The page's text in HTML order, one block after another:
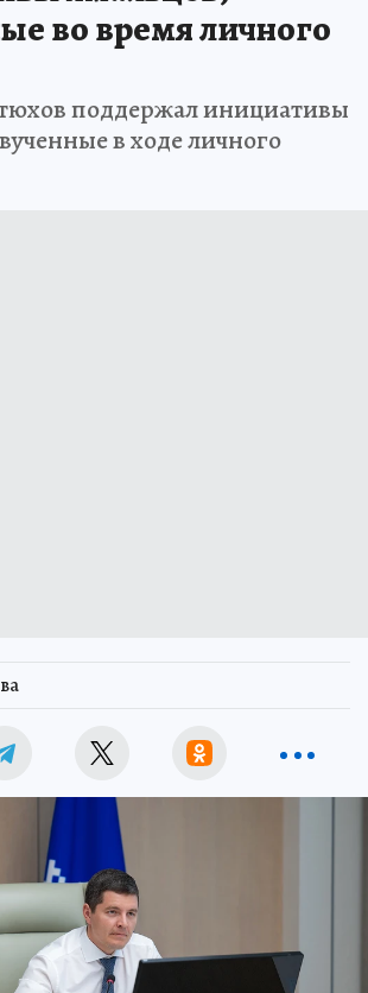
во время личного
поддержал инициативы
в ходе личного